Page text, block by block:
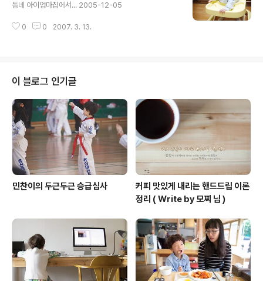
동네 아이엄마집에서... 2005-12-05
0 0 2007. 3. 13.
이 블로그 인기글
민찬이의 두근두근 승급심사
커피 맛있게 내리는 핸드드립 이론
정리 ( Write by 모찌 님 )